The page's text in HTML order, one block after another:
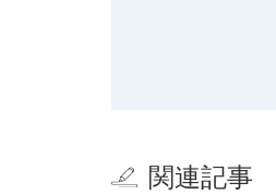
関連記事